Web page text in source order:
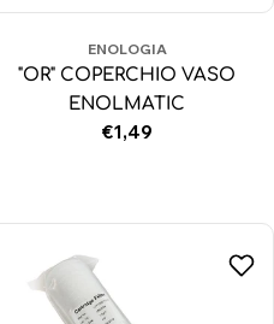
ENOLOGIA
"OR" COPERCHIO VASO
ENOLMATIC
Prezzo
€1,49